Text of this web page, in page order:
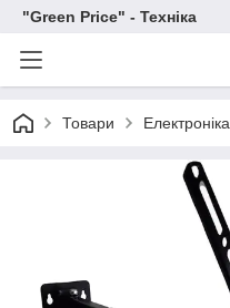
"Green Price" - Техніка
Товари Електроніка